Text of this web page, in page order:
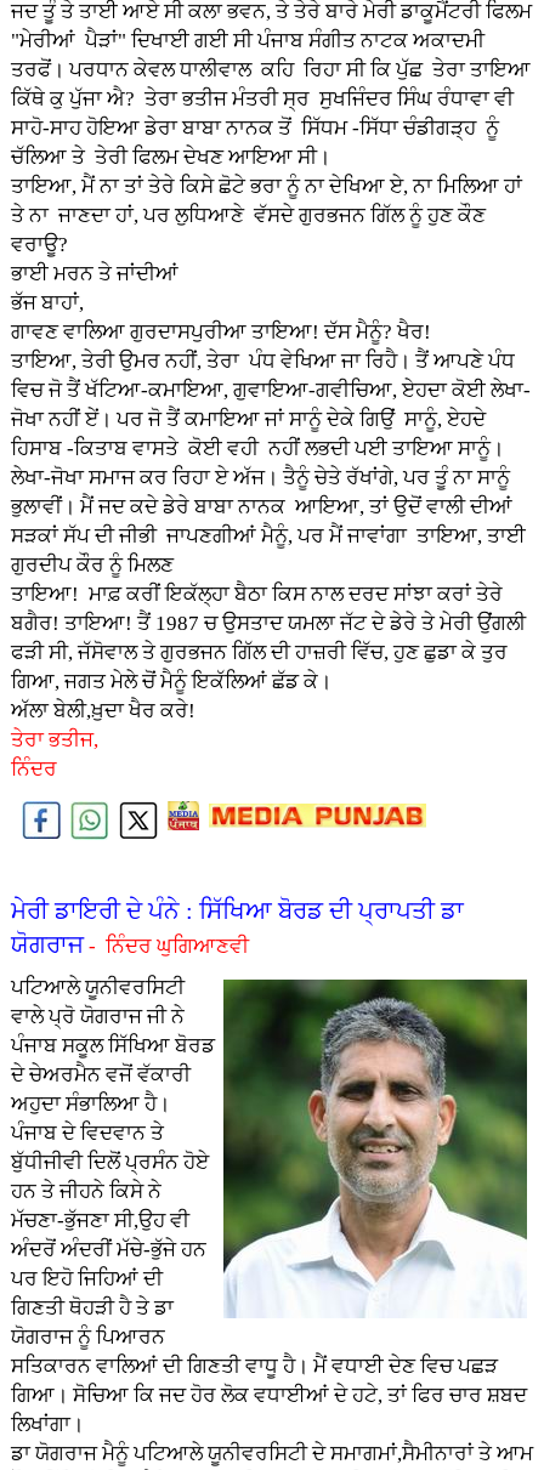
ਜਦ ਤੂੰ ਤੇ ਤਾਈ ਆਏ ਸੀ ਕਲਾ ਭਵਨ, ਤੇ ਤੇਰੇ ਬਾਰੇ ਮੇਰੀ ਡਾਕੂਮੈਂਟਰੀ ਫਿਲਮ
"ਮੇਰੀਆਂ ਪੈੜਾਂ" ਦਿਖਾਈ ਗਈ ਸੀ ਪੰਜਾਬ ਸੰਗੀਤ ਨਾਟਕ ਅਕਾਦਮੀ
ਤਰਫੋਂ। ਪਰਧਾਨ ਕੇਵਲ ਧਾਲੀਵਾਲ ਕਹਿ ਰਿਹਾ ਸੀ ਕਿ ਪੁੱਛ ਤੇਰਾ ਤਾਇਆ
ਕਿੱਥੇ ਕੁ ਪੁੱਜਾ ਐ? ਤੇਰਾ ਭਤੀਜ ਮੰਤਰੀ ਸ੍ਰ ਸੁਖਜਿੰਦਰ ਸਿੰਘ ਰੰਧਾਵਾ ਵੀ
ਸਾਹੋ-ਸਾਹ ਹੋਇਆ ਡੇਰਾ ਬਾਬਾ ਨਾਨਕ ਤੋਂ ਸਿੱਧਮ -ਸਿੱਧਾ ਚੰਡੀਗੜ੍ਹ ਨੂੰ
ਚੱਲਿਆ ਤੇ ਤੇਰੀ ਫਿਲਮ ਦੇਖਣ ਆਇਆ ਸੀ।
ਤਾਇਆ, ਮੈਂ ਨਾ ਤਾਂ ਤੇਰੇ ਕਿਸੇ ਛੋਟੇ ਭਰਾ ਨੂੰ ਨਾ ਦੇਖਿਆ ਏ, ਨਾ ਮਿਲਿਆ ਹਾਂ
ਤੇ ਨਾ ਜਾਣਦਾ ਹਾਂ, ਪਰ ਲੁਧਿਆਣੇ ਵੱਸਦੇ ਗੁਰਭਜਨ ਗਿੱਲ ਨੂੰ ਹੁਣ ਕੌਣ
ਵਰਾਊ?
ਭਾਈ ਮਰਨ ਤੇ ਜਾਂਦੀਆਂ
ਭੱਜ ਬਾਹਾਂ,
ਗਾਵਣ ਵਾਲਿਆ ਗੁਰਦਾਸਪੁਰੀਆ ਤਾਇਆ! ਦੱਸ ਮੈਨੂੰ? ਖੈਰ!
ਤਾਇਆ, ਤੇਰੀ ਉਮਰ ਨਹੀਂ, ਤੇਰਾ ਪੰਧ ਵੇਖਿਆ ਜਾ ਰਿਹੈ। ਤੈਂ ਆਪਣੇ ਪੰਧ
ਵਿਚ ਜੋ ਤੈਂ ਖੱਟਿਆ-ਕਮਾਇਆ, ਗੁਵਾਇਆ-ਗਵੀਚਿਆ, ਏਹਦਾ ਕੋਈ ਲੇਖਾ-
ਜੋਖਾ ਨਹੀਂ ਏਂ। ਪਰ ਜੋ ਤੈਂ ਕਮਾਇਆ ਜਾਂ ਸਾਨੂੰ ਦੇਕੇ ਗਿਉਂ ਸਾਨੂੰ, ਏਹਦੇ
ਹਿਸਾਬ -ਕਿਤਾਬ ਵਾਸਤੇ ਕੋਈ ਵਹੀ ਨਹੀਂ ਲਭਦੀ ਪਈ ਤਾਇਆ ਸਾਨੂੰ।
ਲੇਖਾ-ਜੋਖਾ ਸਮਾਜ ਕਰ ਰਿਹਾ ਏ ਅੱਜ। ਤੈਨੂੰ ਚੇਤੇ ਰੱਖਾਂਗੇ, ਪਰ ਤੂੰ ਨਾ ਸਾਨੂੰ
ਭੁਲਾਵੀਂ। ਮੈਂ ਜਦ ਕਦੇ ਡੇਰੇ ਬਾਬਾ ਨਾਨਕ ਆਇਆ, ਤਾਂ ਉਦੋਂ ਵਾਲੀ ਦੀਆਂ
ਸੜਕਾਂ ਸੱਪ ਦੀ ਜੀਭੀ ਜਾਪਣਗੀਆਂ ਮੈਨੂੰ, ਪਰ ਮੈਂ ਜਾਵਾਂਗਾ ਤਾਇਆ, ਤਾਈ
ਗੁਰਦੀਪ ਕੌਰ ਨੂੰ ਮਿਲਣ
ਤਾਇਆ! ਮਾਫ਼ ਕਰੀਂ ਇਕੱਲ੍ਹਾ ਬੈਠਾ ਕਿਸ ਨਾਲ ਦਰਦ ਸਾਂਝਾ ਕਰਾਂ ਤੇਰੇ
ਬਗੈਰ! ਤਾਇਆ! ਤੈਂ 1987 ਚ ਉਸਤਾਦ ਯਮਲਾ ਜੱਟ ਦੇ ਡੇਰੇ ਤੇ ਮੇਰੀ ਉਂਗਲੀ
ਫੜੀ ਸੀ, ਜੱਸੋਵਾਲ ਤੇ ਗੁਰਭਜਨ ਗਿੱਲ ਦੀ ਹਾਜ਼ਰੀ ਵਿੱਚ, ਹੁਣ ਛੁਡਾ ਕੇ ਤੁਰ
ਗਿਆ, ਜਗਤ ਮੇਲੇ ਚੋਂ ਮੈਨੂੰ ਇਕੱਲਿਆਂ ਛੱਡ ਕੇ।
ਅੱਲਾ ਬੇਲੀ,ਖ਼ੁਦਾ ਖੈਰ ਕਰੇ!
ਤੇਰਾ ਭਤੀਜ,
ਨਿੰਦਰ
ਮੇਰੀ ਡਾਇਰੀ ਦੇ ਪੰਨੇ : ਸਿੱਖਿਆ ਬੋਰਡ ਦੀ ਪ੍ਰਾਪਤੀ ਡਾ
ਯੋਗਰਾਜ- ਨਿੰਦਰ ਘੁਗਿਆਣਵੀ
ਪਟਿਆਲੇ ਯੂਨੀਵਰਸਿਟੀ
ਵਾਲੇ ਪ੍ਰੋ ਯੋਗਰਾਜ ਜੀ ਨੇ
ਪੰਜਾਬ ਸਕੂਲ ਸਿੱਖਿਆ ਬੋਰਡ
ਦੇ ਚੇਅਰਮੈਨ ਵਜੋਂ ਵੱਕਾਰੀ
ਅਹੁਦਾ ਸੰਭਾਲਿਆ ਹੈ।
ਪੰਜਾਬ ਦੇ ਵਿਦਵਾਨ ਤੇ
ਬੁੱਧੀਜੀਵੀ ਦਿਲੋਂ ਪ੍ਰਸੰਨ ਹੋਏ
ਹਨ ਤੇ ਜੀਹਨੇ ਕਿਸੇ ਨੇ
ਮੱਚਣਾ-ਭੁੱਜਣਾ ਸੀ,ਉਹ ਵੀ
ਅੰਦਰੋਂ ਅੰਦਰੀਂ ਮੱਚੇ-ਭੁੱਜੇ ਹਨ
ਪਰ ਇਹੋ ਜਿਹਿਆਂ ਦੀ
ਗਿਣਤੀ ਥੋਹੜੀ ਹੈ ਤੇ ਡਾ
ਯੋਗਰਾਜ ਨੂੰ ਪਿਆਰਨ
ਸਤਿਕਾਰਨ ਵਾਲਿਆਂ ਦੀ ਗਿਣਤੀ ਵਾਧੂ ਹੈ। ਮੈਂ ਵਧਾਈ ਦੇਣ ਵਿਚ ਪਛੜ
ਗਿਆ। ਸੋਚਿਆ ਕਿ ਜਦ ਹੋਰ ਲੋਕ ਵਧਾਈਆਂ ਦੇ ਹਟੇ, ਤਾਂ ਫਿਰ ਚਾਰ ਸ਼ਬਦ
ਲਿਖਾਂਗਾ।
ਡਾ ਯੋਗਰਾਜ ਮੈਨੂੰ ਪਟਿਆਲੇ ਯੂਨੀਵਰਸਿਟੀ ਦੇ ਸਮਾਗਮਾਂ,ਸੈਮੀਨਾਰਾਂ ਤੇ ਆਮ